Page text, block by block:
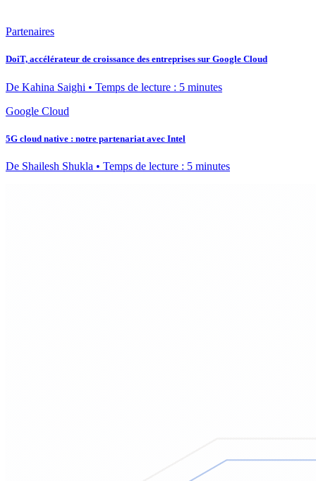
Partenaires
DoiT, accélérateur de croissance des entreprises sur Google Cloud
De Kahina Saighi • Temps de lecture : 5 minutes
Google Cloud
5G cloud native : notre partenariat avec Intel
De Shailesh Shukla • Temps de lecture : 5 minutes